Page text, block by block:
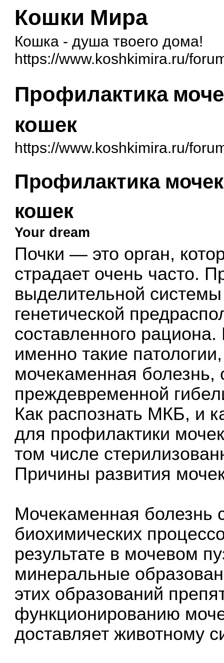
Кошки Мира
Кошка - душа твоего дома!
https://www.koshkimira.ru/
Профилактика
кошек
https://www.koshkimira.ru/
Профилактика
кошек
Your dream
Почки — это орган,
страдает очень часто.
выделительной
генетической
составленного
именно такие
мочекаменная болезнь,
преждевременной
Как распознать МКБ, и
для профилактики
том числе
Причины развития
Мочекаменная болезнь
биохимических
результате в мочевом
минеральные
этих образований
функционированию
доставляет животному